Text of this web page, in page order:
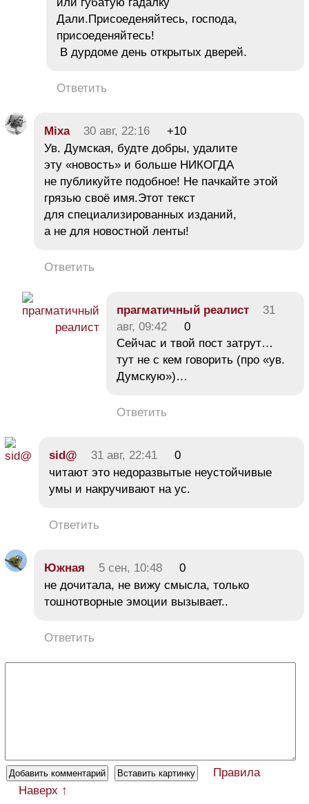
Дали.Присоеденяйтесь, господа,
присоеденяйтесь!
В дурдоме день открытых дверей.
Ответить
Mixa 30 авг, 22:16
+10
Ув. Думская, будте добры, удалите
эту «новость» и больше НИКОГДА
не публикуйте подобное! Не пачкайте этой
грязью своё имя.Этот текст
для специализированных изданий,
а не для новостной ленты!
Ответить
прагматичный реалист
31
авг, 09:42
0
Сейчас и твой пост затрут…
тут не с кем говорить (про «ув.
Думскую»)…
Ответить
sid@ 31 авг, 22:41
0
читают это недоразвытые неустойчивые
умы и накручивают на ус.
Ответить
Южная 5 сен, 10:48
0
не дочитала, не вижу смысла, только
тошнотворные эмоции вызывает..
Ответить
Правила
Наверх ↑